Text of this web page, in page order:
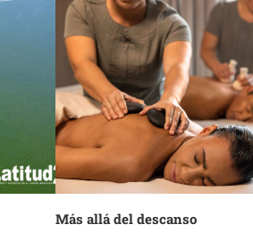
Más allá del descanso